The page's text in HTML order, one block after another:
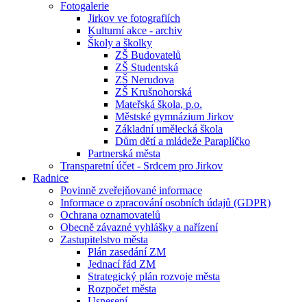
Fotogalerie
Jirkov ve fotografiích
Kulturní akce - archiv
Školy a školky
ZŠ Budovatelů
ZŠ Studentská
ZŠ Nerudova
ZŠ Krušnohorská
Mateřská škola, p.o.
Městské gymnázium Jirkov
Základní umělecká škola
Dům dětí a mládeže Paraplíčko
Partnerská města
Transparetní účet - Srdcem pro Jirkov
Radnice
Povinně zveřejňované informace
Informace o zpracování osobních údajů (GDPR)
Ochrana oznamovatelů
Obecně závazné vyhlášky a nařízení
Zastupitelstvo města
Plán zasedání ZM
Jednací řád ZM
Strategický plán rozvoje města
Rozpočet města